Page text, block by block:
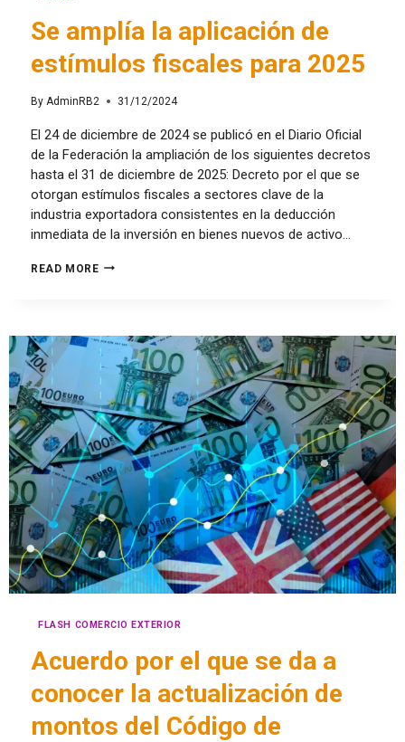
Se amplía la aplicación de
estímulos fiscales para 2025
By AdminRB2 31/12/2024
El 24 de diciembre de 2024 se publicó en el Diario Oficial
de la Federación la ampliación de los siguientes decretos
hasta el 31 de diciembre de 2025: Decreto por el que se
otorgan estímulos fiscales a sectores clave de la
industria exportadora consistentes en la deducción
inmediata de la inversión en bienes nuevos de activo…
READ MORE
FLASH COMERCIO EXTERIOR
Acuerdo por el que se da a
conocer la actualización de
montos del Código de